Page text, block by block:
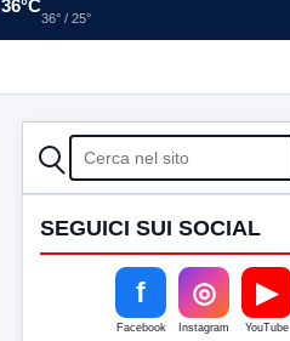
36°C
36° / 25°
CERCA
SEGUICI SUI SOCIAL
f
Facebook
◎
Instagram
▶
YouTube